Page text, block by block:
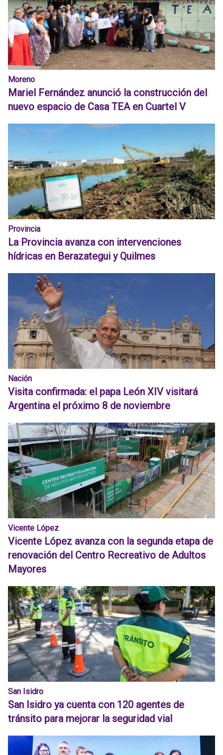
Moreno
Mariel Fernández anunció la construcción del
nuevo espacio de Casa TEA en Cuartel V
Provincia
La Provincia avanza con intervenciones
hídricas en Berazategui y Quilmes
Nación
Visita confirmada: el papa León XIV visitará
Argentina el próximo 8 de noviembre
Vicente López
Vicente López avanza con la segunda etapa de
renovación del Centro Recreativo de Adultos
Mayores
San Isidro
San Isidro ya cuenta con 120 agentes de
tránsito para mejorar la seguridad vial